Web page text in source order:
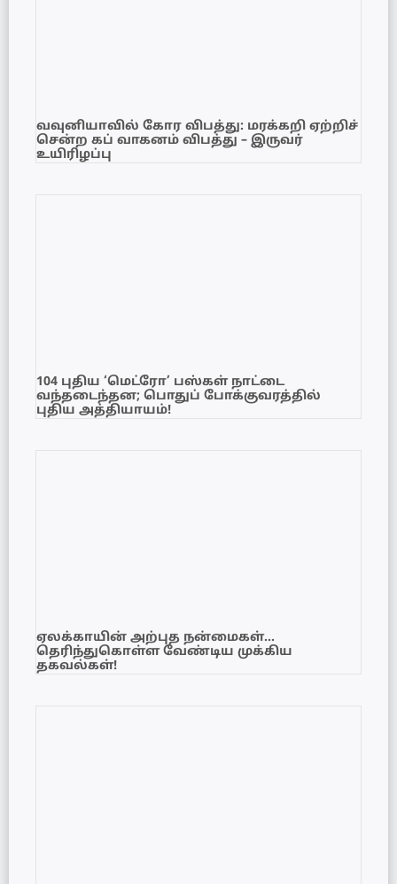
வவுனியாவில் கோர விபத்து: மரக்கறி ஏற்றிச்
சென்ற கப் வாகனம் விபத்து – இருவர்
உயிரிழப்பு
104 புதிய ‘மெட்ரோ’ பஸ்கள் நாட்டை
வந்தடைந்தன; பொதுப் போக்குவரத்தில்
புதிய அத்தியாயம்!
ஏலக்காயின் அற்புத நன்மைகள்…
தெரிந்துகொள்ள வேண்டிய முக்கிய
தகவல்கள்!